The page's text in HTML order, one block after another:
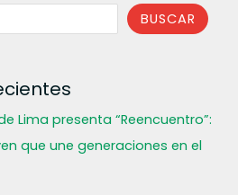
BUSCAR
Lima presenta “Reencuentro”:
que une generaciones en el